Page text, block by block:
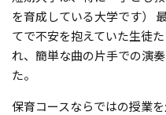
を育成している大学です）
てで不安を抱えていた生徒
れ、簡単な曲の片手での演
た。
保育コースならではの授業